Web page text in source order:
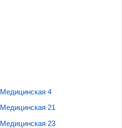
Медицинская 4
Медицинская 21
Медицинская 23